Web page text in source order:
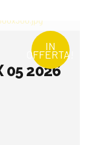
IN
OFFERTA!
05 2026